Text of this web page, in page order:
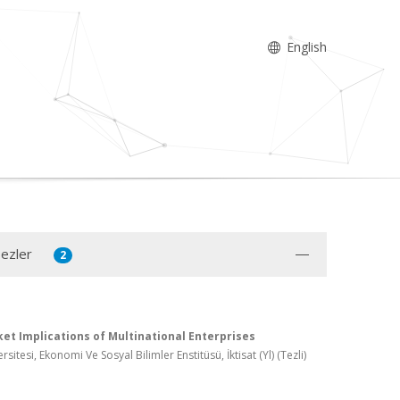
English
2
Implications of Multinational Enterprises
Ekonomi Ve Sosyal Bilimler Enstitüsü, İktisat (Yl) (Tezli)